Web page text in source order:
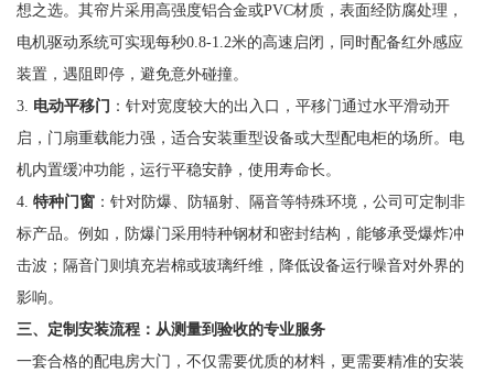
想之选。其帘片采用高强度铝合金或PVC材质，表面经防腐处理，
电机驱动系统可实现每秒0.8-1.2米的高速启闭，同时配备红外感应
装置，遇阻即停，避免意外碰撞。
3. 电动平移门 ：针对宽度较大的出入口，平移门通过水平滑动开
启，门扇重载能力强，适合安装重型设备或大型配电柜的场所。电
机内置缓冲功能，运行平稳安静，使用寿命长。
4. 特种门窗：针对防爆、防辐射、隔音等特殊环境，公司可定制非
标产品。例如，防爆门采用特种钢材和密封结构，能够承受爆炸冲
击波；隔音门则填充岩棉或玻璃纤维，降低设备运行噪音对外界的
影响。
三、定制安装流程：从测量到验收的专业服务
一套合格的配电房大门，不仅需要优质的材料，更需要精准的安装